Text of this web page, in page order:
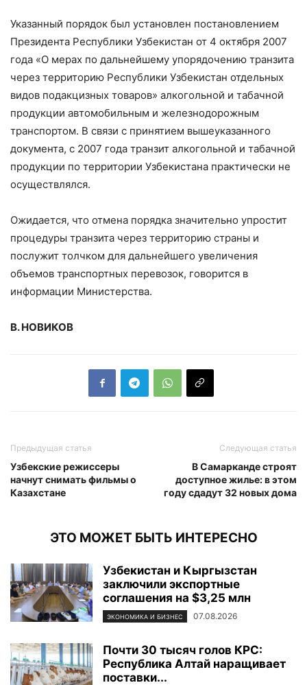
Указанный порядок был установлен постановлением
Президента Республики Узбекистан от 4 октября 2007
года «О мерах по дальнейшему упорядочению транзита
через территорию Республики Узбекистан отдельных
видов подакцизных товаров» алкогольной и табачной
продукции автомобильным и железнодорожным
транспортом. В связи с принятием вышеуказанного
документа, с 2007 года транзит алкогольной и табачной
продукции по территории Узбекистана практически не
осуществлялся.
Ожидается, что отмена порядка значительно упростит
процедуры транзита через территорию страны и
послужит толчком для дальнейшего увеличения
объемов транспортных перевозок, говорится в
информации Министерства.
В. НОВИКОВ
Предыдущая статья
Узбекские режиссеры
начнут снимать фильмы о
Казахстане
Следующая статья
В Самарканде строят
доступное жилье: в этом
году сдадут 32 новых дома
ЭТО МОЖЕТ БЫТЬ ИНТЕРЕСНО
Узбекистан и Кыргызстан
заключили экспортные
соглашения на $3,25 млн
ЭКОНОМИКА И БИЗНЕС 07.08.2026
Почти 30 тысяч голов КРС:
Республика Алтай наращивает
поставки...